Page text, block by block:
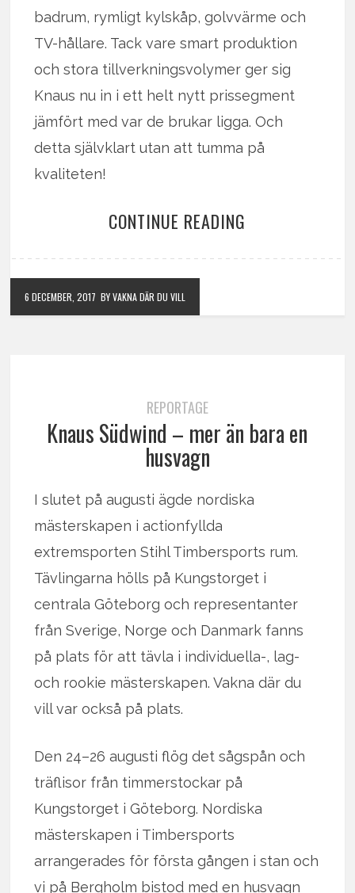
badrum, rymligt kylskåp, golvvärme och
TV-hållare. Tack vare smart produktion
och stora tillverkningsvolymer ger sig
Knaus nu in i ett helt nytt prissegment
jämfört med var de brukar ligga. Och
detta självklart utan att tumma på
kvaliteten!
CONTINUE READING
6 DECEMBER, 2017 BY VAKNA DÄR DU VILL
REPORTAGE
Knaus Südwind – mer än bara en
husvagn
I slutet på augusti ägde nordiska
mästerskapen i actionfyllda
extremsporten Stihl Timbersports rum.
Tävlingarna hölls på Kungstorget i
centrala Göteborg och representanter
från Sverige, Norge och Danmark fanns
på plats för att tävla i individuella-, lag-
och rookie mästerskapen. Vakna där du
vill var också på plats.
Den 24–26 augusti flög det sågspån och
träflisor från timmerstockar på
Kungstorget i Göteborg. Nordiska
mästerskapen i Timbersports
arrangerades för första gången i stan och
vi på Bergholm bistod med en husvagn